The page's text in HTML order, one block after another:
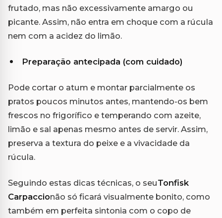
frutado, mas não excessivamente amargo ou
picante. Assim, não entra em choque com a rúcula
nem com a acidez do limão.
Preparação antecipada (com cuidado)
Pode cortar o atum e montar parcialmente os
pratos poucos minutos antes, mantendo-os bem
frescos no frigorífico e temperando com azeite,
limão e sal apenas mesmo antes de servir. Assim,
preserva a textura do peixe e a vivacidade da
rúcula.
Seguindo estas dicas técnicas, o seuTonfisk
Carpaccionão só ficará visualmente bonito, como
também em perfeita sintonia com o copo de